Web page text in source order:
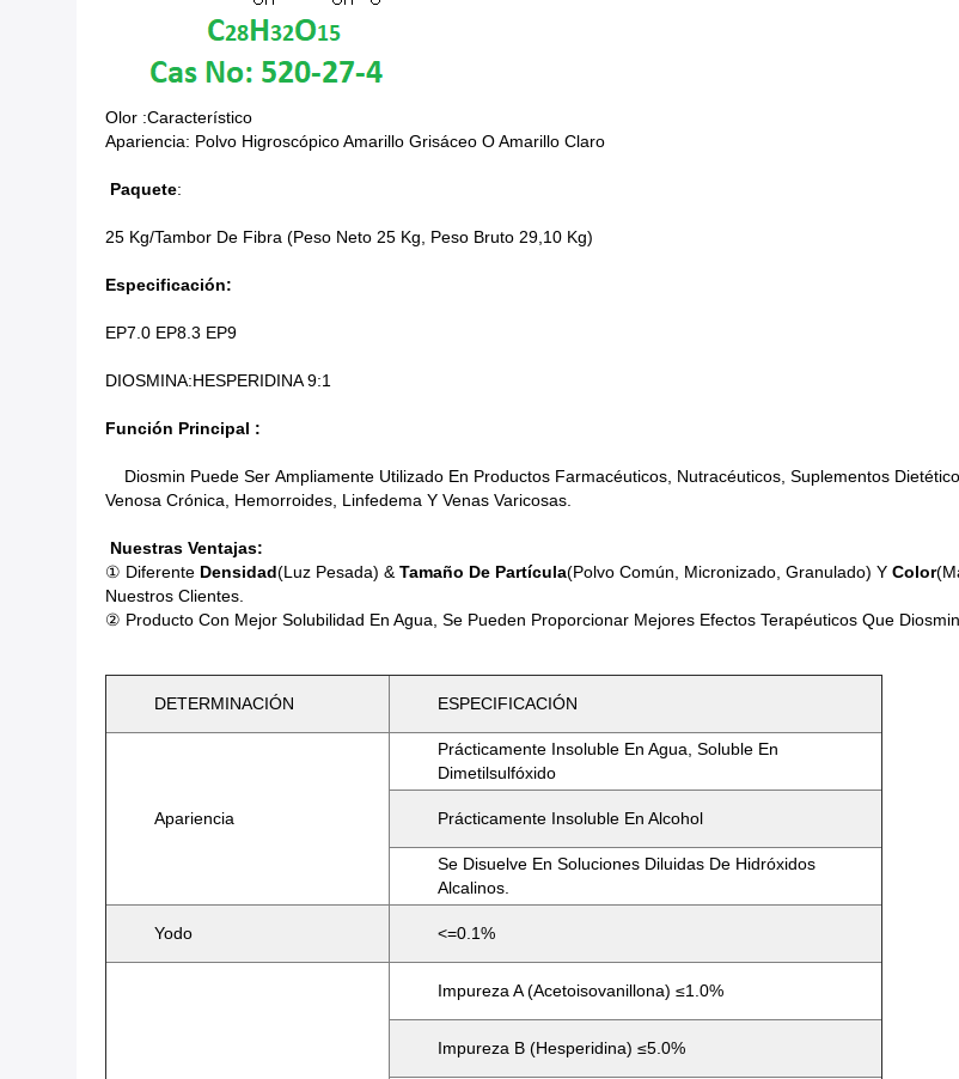
Olor :Característico
Apariencia: Polvo Higroscópico Amarillo Grisáceo O Amarillo Claro
Paquete:
25 Kg/tambor De Fibra (peso Neto 25 Kg, Peso Bruto 29,10 Kg)
Especificación:
EP7.0 EP8.3 EP9
DIOSMINA:HESPERIDINA 9:1
Función Principal :
Diosmin Puede Ser Ampliamente Utilizado En Productos Farmacéuticos, Nutracéuticos, Suplementos
Venosa Crónica, Hemorroides, Linfedema Y Venas Varicosas.
Nuestras Ventajas:
① Diferente Densidad(luz Pesada) &Tamaño De Partícula(polvo Común, Micronizado, Granulado) Y Color
Nuestros Clientes.
② Producto Con Mejor Solubilidad En Agua, Se Pueden Proporcionar Mejores Efectos Terapéuticos Que
DETERMINACIÓN ESPECIFICACIÓN
Apariencia
Prácticamente Insoluble En Agua, Soluble En
Dimetilsulfóxido
Prácticamente Insoluble En Alcohol
Se Disuelve En Soluciones Diluidas De Hidróxidos
Alcalinos.
Yodo <=0.1%
Impureza A (Acetoisovanillona) ≤1.0%
Impureza B (Hesperidina) ≤5.0%